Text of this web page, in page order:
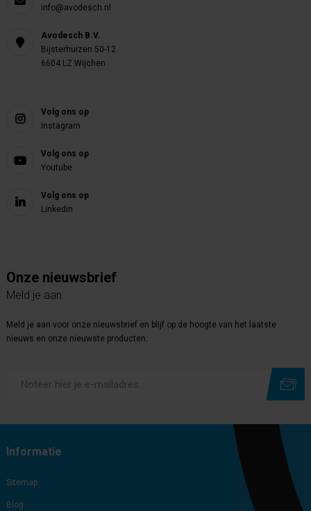
info@avodesch.nl
Avodesch B.V.
Bijsterhuizen 50-12
6604 LZ Wijchen
Volg ons op
Instagram
Volg ons op
Youtube
Volg ons op
Linkedin
Onze nieuwsbrief
Meld je aan
Meld je aan voor onze nieuwsbrief en blijf op de hoogte van het laatste
nieuws en onze nieuwste producten.
Informatie
Sitemap
Blog